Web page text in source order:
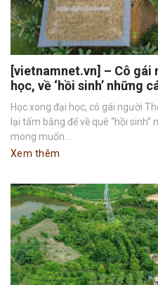
[vietnamnet.vn] – Cô gái
học, về ‘hồi sinh’ những
Học xong đại học, cô gái người
lại tấm bằng để về quê “hồi
mong muốn...
Xem thêm